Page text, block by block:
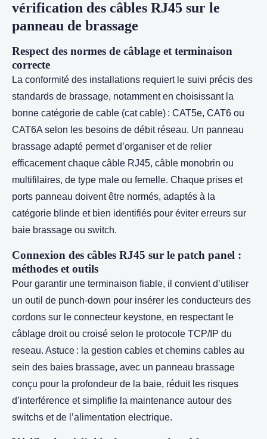
vérification des câbles RJ45 sur le
panneau de brassage
Respect des normes de câblage et terminaison
correcte
La conformité des installations requiert le suivi précis des
standards de brassage, notamment en choisissant la
bonne catégorie de cable (cat cable) : CAT5e, CAT6 ou
CAT6A selon les besoins de débit réseau. Un panneau
brassage adapté permet d’organiser et de relier
efficacement chaque câble RJ45, câble monobrin ou
multifilaires, de type male ou femelle. Chaque prises et
ports panneau doivent être normés, adaptés à la
catégorie blinde et bien identifiés pour éviter erreurs sur
baie brassage ou switch.
Connexion des câbles RJ45 sur le patch panel :
méthodes et outils
Pour garantir une terminaison fiable, il convient d’utiliser
un outil de punch-down pour insérer les conducteurs des
cordons sur le connecteur keystone, en respectant le
câblage droit ou croisé selon le protocole TCP/IP du
reseau. Astuce : la gestion cables et chemins cables au
sein des baies brassage, avec un panneau brassage
conçu pour la profondeur de la baie, réduit les risques
d’interférence et simplifie la maintenance autour des
switchs et de l’alimentation electrique.